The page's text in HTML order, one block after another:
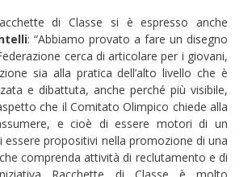
di Classe si è espresso anche
: “Abbiamo provato a fare un disegno
cerca di articolare per i giovani,
sia alla pratica dell’alto livello che è
e dibattuta, anche perché più visibile,
che il Comitato Olimpico chiede alla
e cioè di essere motori di un
essere propositivi nella promozione di una
comprenda attività di reclutamento e di